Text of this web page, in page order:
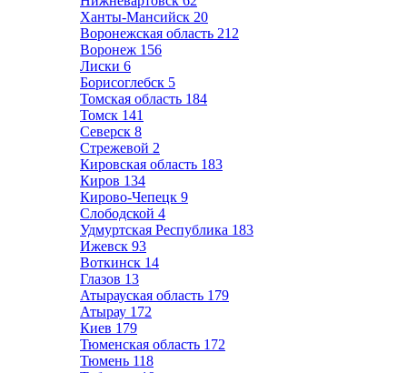
Ханты-Мансийск 20
Воронежская область 212
Воронеж 156
Лиски 6
Борисоглебск 5
Томская область 184
Томск 141
Северск 8
Стрежевой 2
Кировская область 183
Киров 134
Кирово-Чепецк 9
Слободской 4
Удмуртская Республика 183
Ижевск 93
Воткинск 14
Глазов 13
Атырауская область 179
Атырау 172
Киев 179
Тюменская область 172
Тюмень 118